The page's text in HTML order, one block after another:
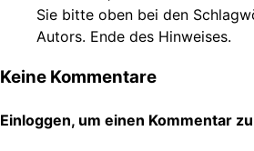
Sie bitte oben bei den
Autors. Ende des Hinweises.
Keine Kommentare
Einloggen, um einen Kommentar